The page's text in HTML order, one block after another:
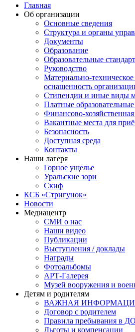
Главная
Об организации
Основные сведения
Структура и органы
Документы
Образование
Образовательные
Руководство
Материально-
оснащенность
Стипендии и иные виды
Платные образовательные
Финансово-хозяйственная
Вакантные места для
Безопасность
Доступная среда
Контакты
Наши лагеря
Горное ущелье
Уральские зори
Скиф
КСБ «Стригунок»
Новости
Медиацентр
СМИ о нас
Наши видео
Публикации
Выступления / доклады
Награды
Фотоальбомы
АРТ-Галерея
Музей вооружения и
Детям и родителям
ВАЖНАЯ
Договор с родителем
Правила пребывания в
Льготы и компенсации